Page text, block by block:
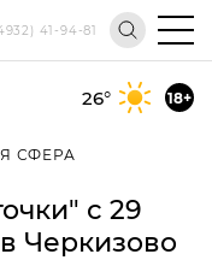
41-94-81
26° 18+
СФЕРА
с 29
Черкизово